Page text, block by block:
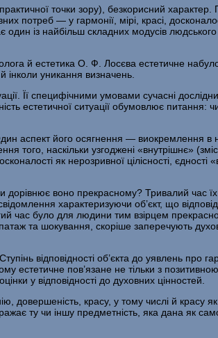
точки зору), безкорисний
потреб — у гар­монії, мірі, красі,
із найбільш складних модусів
й ес­тетика О. Ф. Лосєва естетичне
інколи уникання визначень.
Її специфічними умовами сучасні
естетич­ної ситуації обумовлює питання:
аспект його осягнення — виокремлення в
наскільки узгоджені «внутрішнє»
як нерозривної цілісності, єдності
дорівнює воно прекрасному? Тривалий час
характеризуючи об’єкт, що
час було для людини тим взірцем
та шо­кування, скоріше заперечують
відповідності об’єкта до уявлень про
естетичне пов’язане не тіль­ки з
у відповідності до духовних цінностей.
красу, у тому числі й красу як
ту чи іншу пред­метність, яка дана як